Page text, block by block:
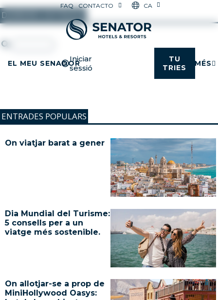
FAQ CONTACTO CA
EL MEU SENADORIniciar
sessió
TU
TRIES
MÉS
DARRERES ENTRADES
ENTRADES POPULARS
On viatjar barat a gener
Dia Mundial del Turisme:
5 consells per a un
viatge més sostenible.
On allotjar-se a prop de
MiniHollywood Oasys: